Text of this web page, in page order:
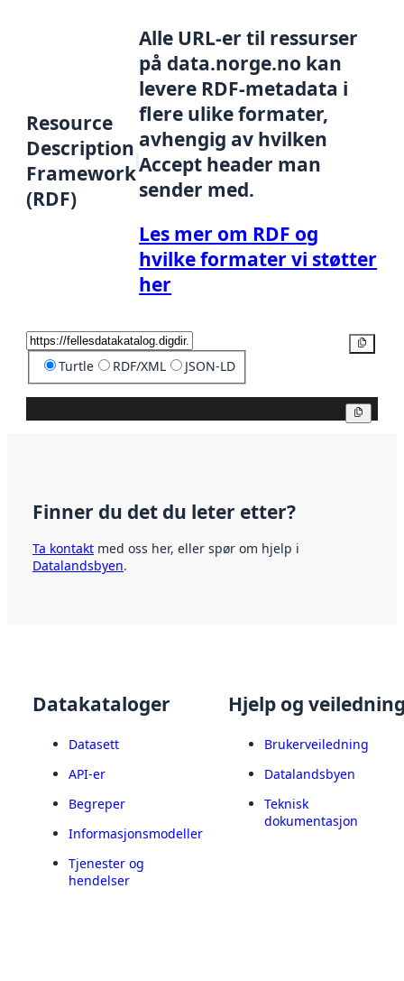
Resource
Description
Framework
(RDF)
Alle URL-er til ressurser
på data.norge.no kan
levere RDF-metadata i
flere ulike formater,
avhengig av hvilken
Accept header man
sender med.
Les mer om RDF og
hvilke formater vi støtter
her
Turtle RDF/XML JSON-LD
Finner du det du leter etter?
Ta kontakt med oss her, eller spør om hjelp i
Datalandsbyen.
Datakataloger
Datasett
API-er
Begreper
Informasjonsmodeller
Tjenester og
hendelser
Hjelp og
Brukerveiledning
Datalandsbyen
Teknisk
dokumentasjon